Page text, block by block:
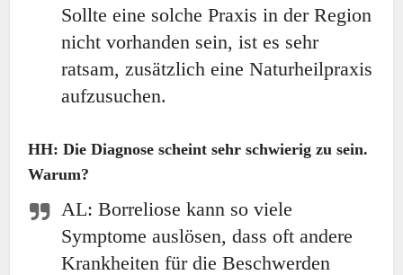
Sollte eine solche Praxis in der Region
nicht vorhanden sein, ist es sehr
ratsam, zusätzlich eine Naturheilpraxis
aufzusuchen.
HH: Die Diagnose scheint sehr schwierig zu sein.
Warum?
AL: Borreliose kann so viele
Symptome auslösen, dass oft andere
Krankheiten für die Beschwerden